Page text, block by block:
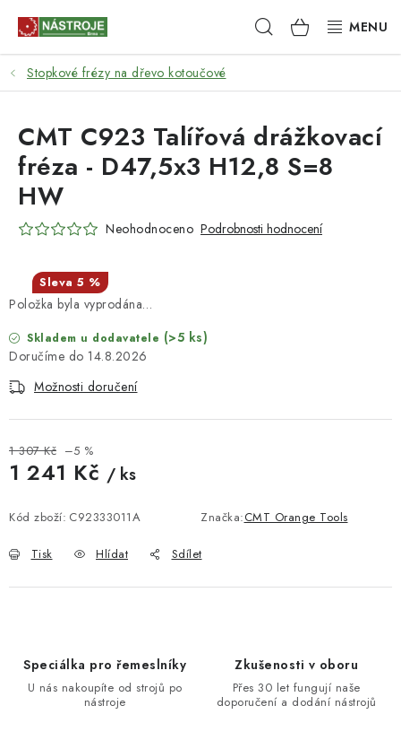
Hledat NÁKUPNÍ
KOŠÍK
NÁSTROJE
AKCE
BRUSIVO
RUČNÍ NÁŘADÍ, PŘÍPRAVKY
STROJE
DÁRKOVÉ POUKAZY
NÁSTROJE PRO OPRACOVÁNÍ KOVU
NÁSTROJE PRO FRÉZOVÁNÍ
Stopkové frézy na dřevo kotoučové
Položka byla vyprodána…
Skladem u dodavatele (>5 ks)
14.8.2026
Možnosti doručení
1 307 Kč –5 %
1 241 Kč / ks
Kód zboží: C92333011A Značka:CMT Orange Tools
Tisk Hlídat Sdílet
CMT C923 Talířová drážkovací
fréza - D47,5x3 H12,8 S=8
HW
Neohodnoceno Podrobnosti hodnocení
5 %
Speciálka pro řemeslníky
U nás nakoupíte od strojů po
nástroje
Zkušenosti v oboru
Přes 30 let fungují naše
doporučení a dodání nástrojů